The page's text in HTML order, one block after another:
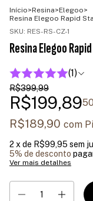
Início>Resina>Elegoo>
Resina Elegoo Rapid
SKU: RES-RS-CZ-1
Resina Elegoo
(1)
R$399,99
R$199,8950
R$189,90 com
2 x de R$99,95 sem
5% de desconto
Ver mais detalhes